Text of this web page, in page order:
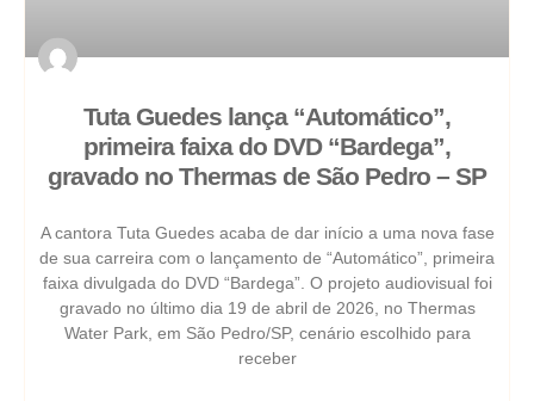
Tuta Guedes lança “Automático”,
primeira faixa do DVD “Bardega”,
gravado no Thermas de São Pedro – SP
A cantora Tuta Guedes acaba de dar início a uma nova fase
de sua carreira com o lançamento de “Automático”, primeira
faixa divulgada do DVD “Bardega”. O projeto audiovisual foi
gravado no último dia 19 de abril de 2026, no Thermas
Water Park, em São Pedro/SP, cenário escolhido para
receber